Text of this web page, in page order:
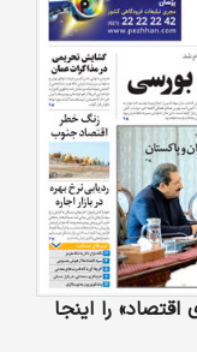
را اینجا